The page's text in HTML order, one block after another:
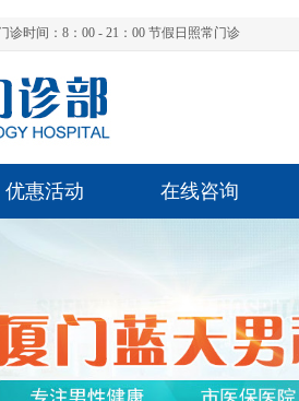
诊时间：8：00 - 21：00 节假日照常门诊
优惠活动 在线咨询